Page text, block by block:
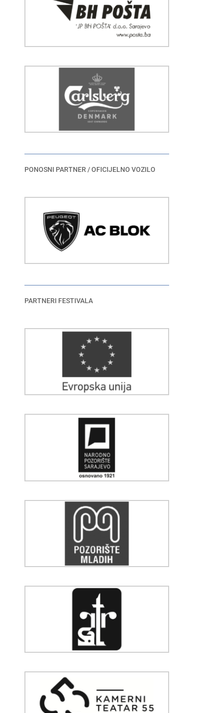
PONOSNI PARTNER / OFICIJELNO VOZILO
PARTNERI FESTIVALA